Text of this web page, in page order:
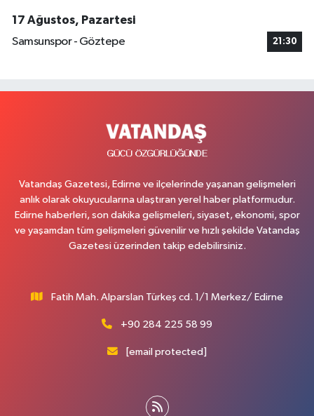
17 Ağustos, Pazartesi
Samsunspor - Göztepe
21:30
Vatandaş Gazetesi, Edirne ve ilçelerinde yaşanan gelişmeleri
anlık olarak okuyucularına ulaştıran yerel haber platformudur.
Edirne haberleri, son dakika gelişmeleri, siyaset, ekonomi, spor
ve yaşamdan tüm gelişmeleri güvenilir ve hızlı şekilde Vatandaş
Gazetesi üzerinden takip edebilirsiniz.
Fatih Mah. Alparslan Türkeş cd. 1/1 Merkez/ Edirne
+90 284 225 58 99
[email protected]